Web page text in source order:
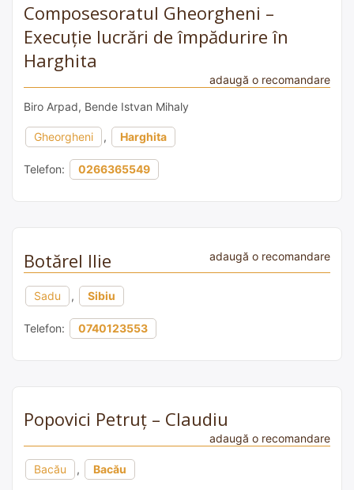
Composesoratul Gheorgheni –
Execuție lucrări de împădurire în
Harghita
adaugă o recomandare
Biro Arpad, Bende Istvan Mihaly
Gheorgheni , Harghita
Telefon: 0266365549
Botărel Ilie adaugă o recomandare
Sadu , Sibiu
Telefon: 0740123553
Popovici Petruț – Claudiu
adaugă o recomandare
Bacău , Bacău